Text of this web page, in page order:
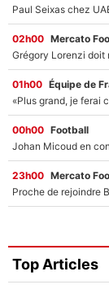
02h00 Mercato
01h00 Équipe de
00h00 Football
23h00 Mercato
Top Articles